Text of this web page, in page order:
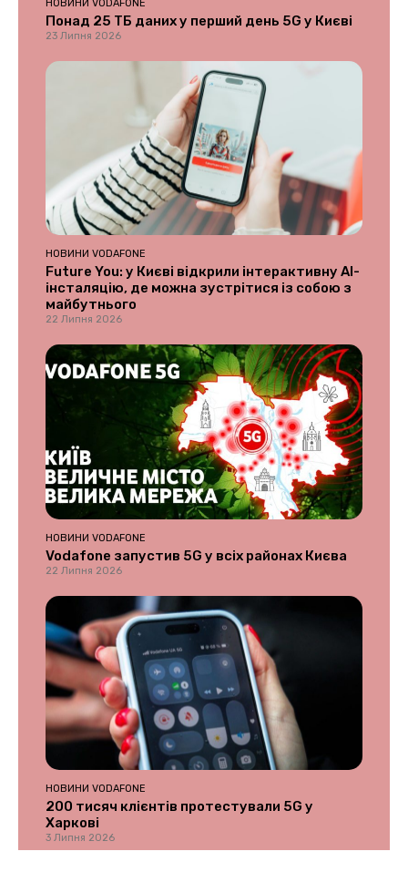
НОВИНИ VODAFONE
Понад 25 ТБ даних у перший день 5G у Києві
23 Липня 2026
НОВИНИ VODAFONE
Future You: у Києві відкрили інтерактивну AI-
інсталяцію, де можна зустрітися із собою з
майбутнього
22 Липня 2026
НОВИНИ VODAFONE
Vodafone запустив 5G у всіх районах Києва
22 Липня 2026
НОВИНИ VODAFONE
200 тисяч клієнтів протестували 5G у
Харкові
3 Липня 2026